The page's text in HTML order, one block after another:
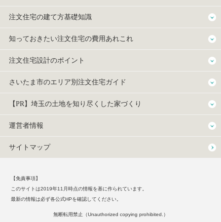
注文住宅の建て方基礎知識
知っておきたい注文住宅の費用あれこれ
注文住宅設計のポイント
さいたま市のエリア別注文住宅ガイド
【PR】埼玉の土地を知り尽くした家づくり
運営者情報
サイトマップ
【免責事項】
このサイトは2019年11月時点の情報を基に作られています。
最新の情報は必ず各公式HPを確認してください。
無断転用禁止（Unauthorized copying prohibited.）